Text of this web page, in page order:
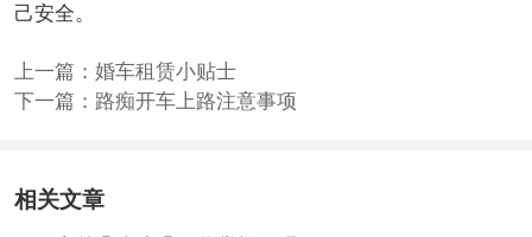
己安全。
上一篇： 婚车租赁小贴士
下一篇： 路痴开车上路注意事项
相关文章